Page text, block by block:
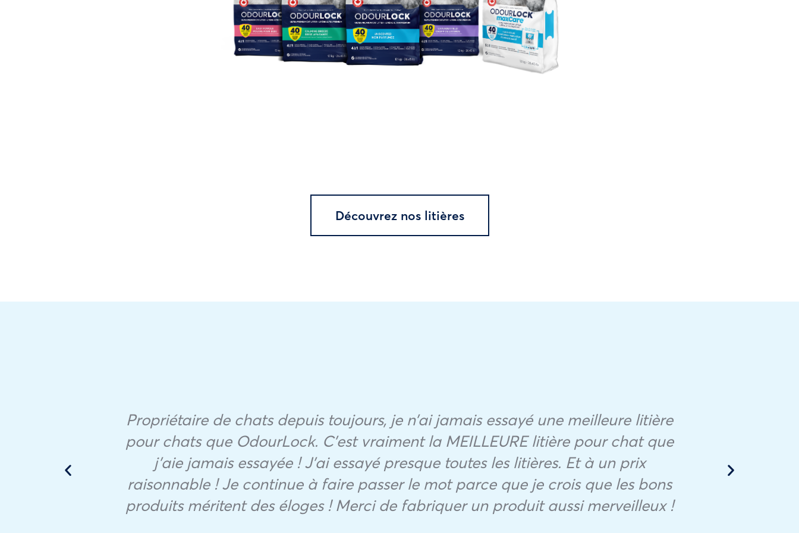
Découvrez nos litières
Propriétaire de chats depuis toujours, je n’ai jamais essayé une meilleure litière
pour chats que OdourLock. C’est vraiment la MEILLEURE litière pour chat que
j’aie jamais essayée ! J’ai essayé presque toutes les litières. Et à un prix
raisonnable ! Je continue à faire passer le mot parce que je crois que les bons
produits méritent des éloges ! Merci de fabriquer un produit aussi merveilleux !